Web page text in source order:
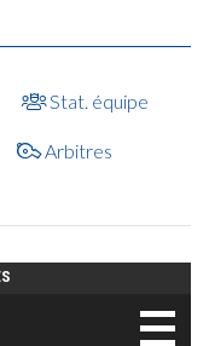
Stat. équipe
Arbitres